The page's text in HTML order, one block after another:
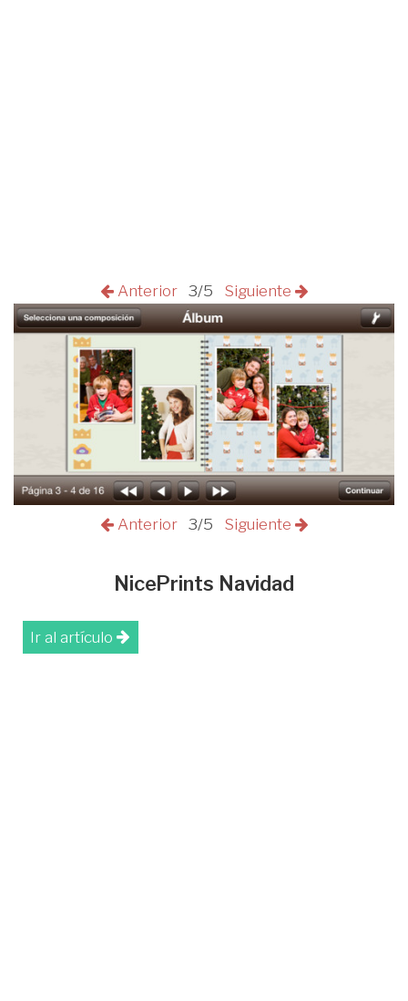
Anterior 3/5 Siguiente
Anterior 3/5 Siguiente
NicePrints Navidad
Ir al artículo